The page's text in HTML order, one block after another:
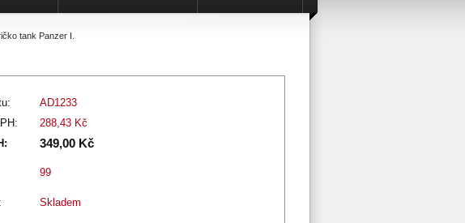
tank Panzer I.
AD1233
288,43 Kč
349,00 Kč
99
Skladem